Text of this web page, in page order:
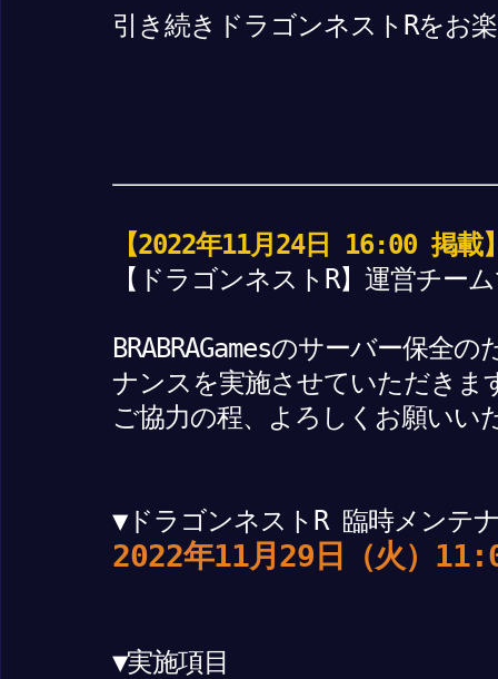
引き続きドラゴンネストRをお
【2022年11月24日 16:00 掲載
【ドラゴンネストR】運営チー
BRABRAGamesのサーバー保全
ナンスを実施させていただきま
ご協力の程、よろしくお願いい
▼ドラゴンネストR 臨時メンテ
2022年11月29日（火）
▼実施項目